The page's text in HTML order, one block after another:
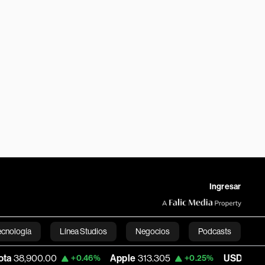
Ingresar
Línea Studios Negocios Podcasts
English
+0.46% Apple 313.305 +0.25% USD COP 3,159.60